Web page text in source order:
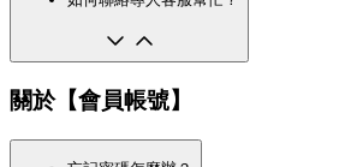
關於【會員帳號】